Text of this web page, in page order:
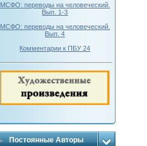
МСФО: переводы на человеческий.
Вып. 1-3
МСФО: переводы на человеческий.
Вып. 4
Комментарии к ПБУ 24
Постоянные Авторы